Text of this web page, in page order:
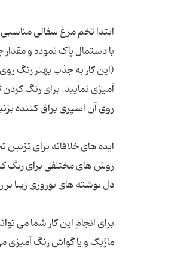
ابتدا تخم مرغ سفالی
با دستمال پاک نموده و
(این کار به جذب بهتر رنگ
آمیزی نمایید. برای رنگ
روش های مختلفی برای رنگ
برای انجام این کار شما می